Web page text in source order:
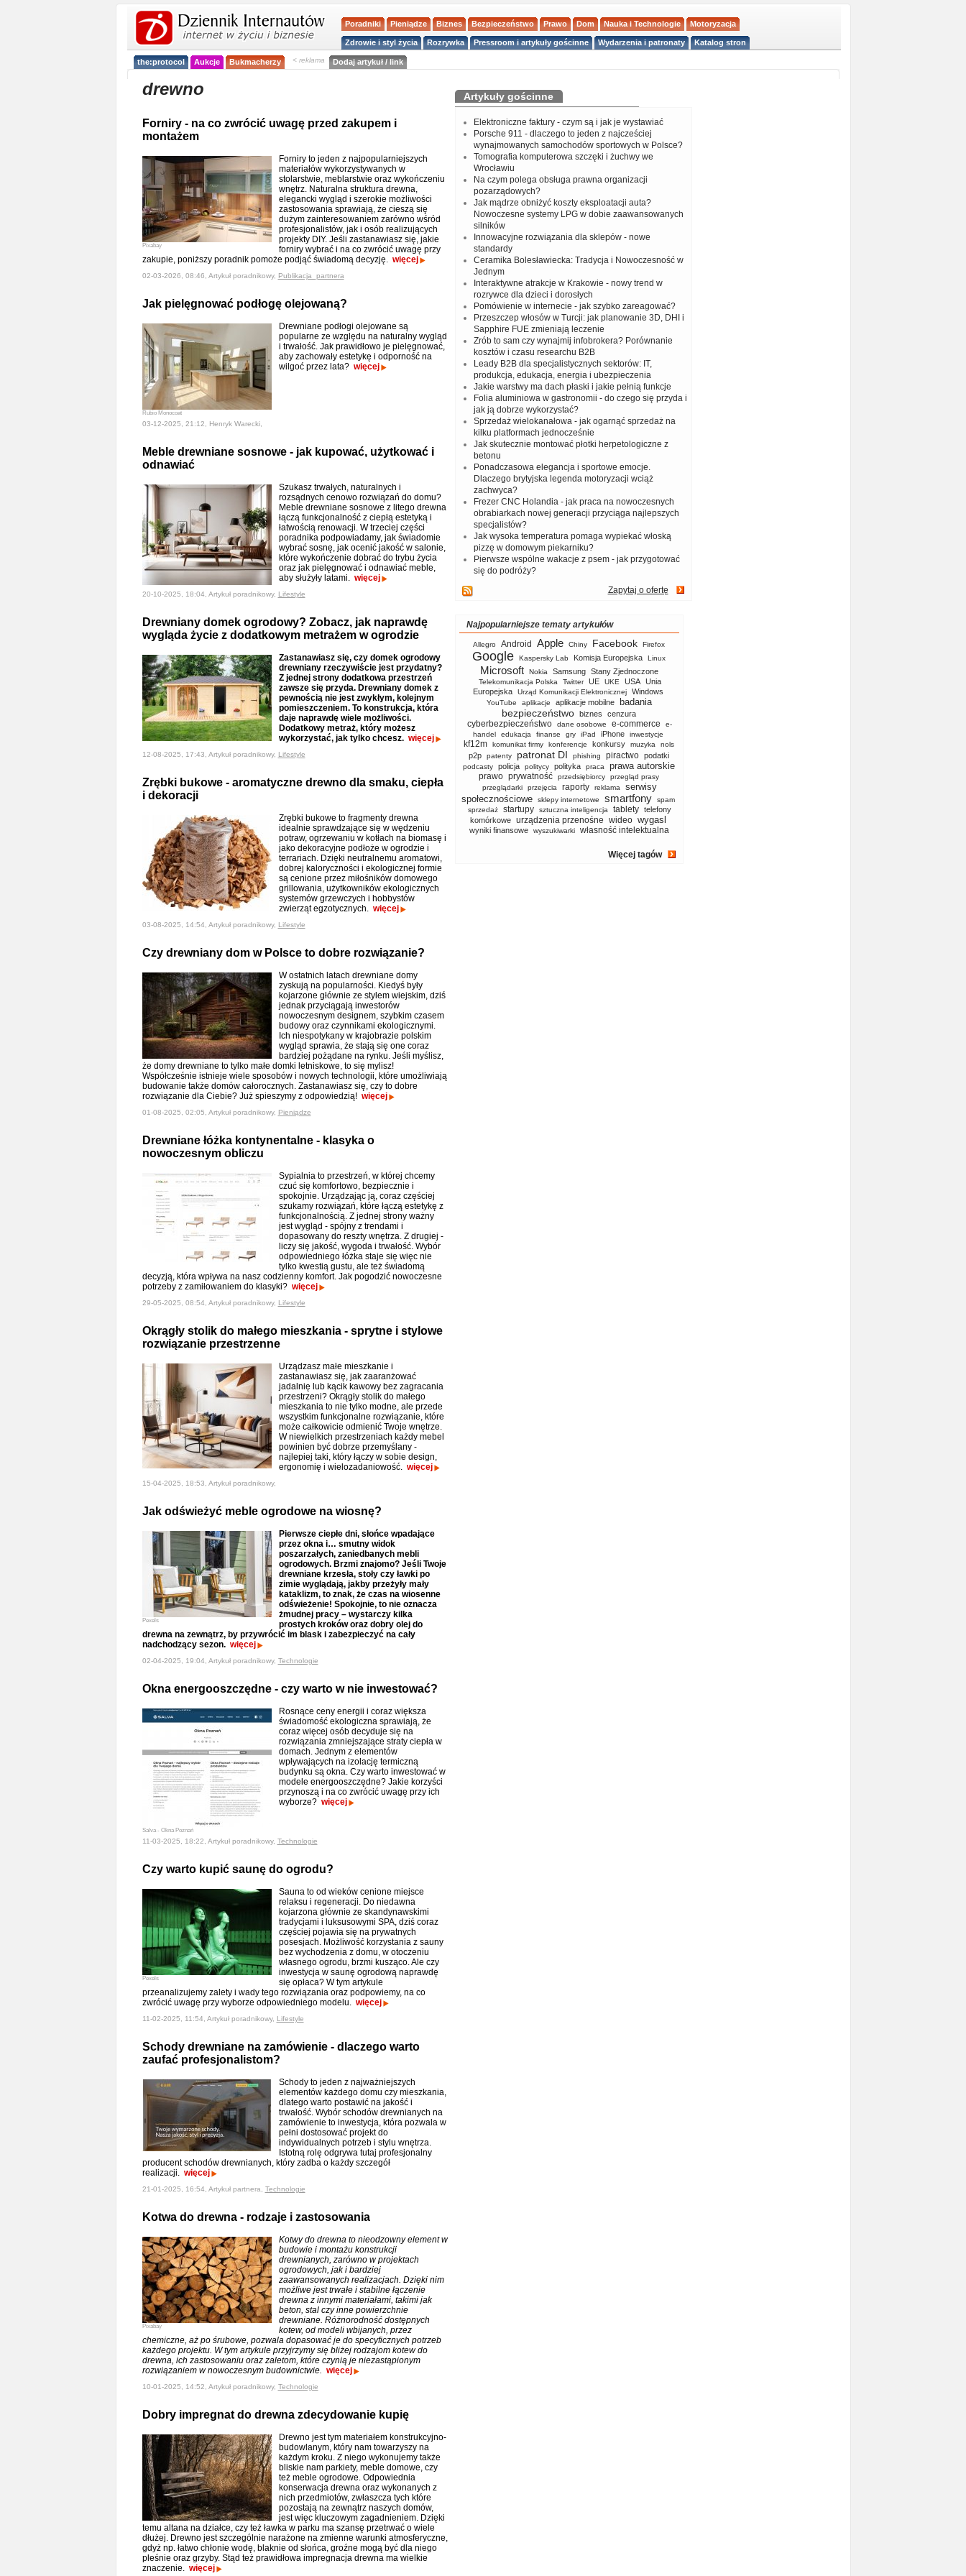
Poradniki Pieniądze Biznes Bezpieczeństwo Prawo Dom Nauka i Technologie Motoryzacja
Zdrowie i styl życia Rozrywka Pressroom i artykuły gościnne Wydarzenia i patronaty Katalog stron
the:protocol Aukcje Bukmacherzy < reklama Dodaj artykuł / link
drewno
Forniry - na co zwrócić uwagę przed zakupem i
montażem
Pixabay
Forniry to jeden z najpopularniejszych
materiałów wykorzystywanych w
stolarstwie, meblarstwie oraz wykończeniu
wnętrz. Naturalna struktura drewna,
elegancki wygląd i szerokie możliwości
zastosowania sprawiają, że cieszą się
dużym zainteresowaniem zarówno wśród
profesjonalistów, jak i osób realizujących
projekty DIY. Jeśli zastanawiasz się, jakie
forniry wybrać i na co zwrócić uwagę przy
zakupie, poniższy poradnik pomoże podjąć świadomą decyzję. więcej
02-03-2026, 08:46, Artykuł poradnikowy, Publikacja_partnera
Jak pielęgnować podłogę olejowaną?
Rubio Monocoat
Drewniane podłogi olejowane są
popularne ze względu na naturalny wygląd
i trwałość. Jak prawidłowo je pielęgnować,
aby zachowały estetykę i odporność na
wilgoć przez lata? więcej
03-12-2025, 21:12, Henryk Warecki,
Meble drewniane sosnowe - jak kupować, użytkować i
odnawiać
Szukasz trwałych, naturalnych i
rozsądnych cenowo rozwiązań do domu?
Meble drewniane sosnowe z litego drewna
łączą funkcjonalność z ciepłą estetyką i
łatwością renowacji. W trzeciej części
poradnika podpowiadamy, jak świadomie
wybrać sosnę, jak ocenić jakość w salonie,
które wykończenie dobrać do trybu życia
oraz jak pielęgnować i odnawiać meble,
aby służyły latami. więcej
20-10-2025, 18:04, Artykuł poradnikowy, Lifestyle
Drewniany domek ogrodowy? Zobacz, jak naprawdę
wygląda życie z dodatkowym metrażem w ogrodzie
Zastanawiasz się, czy domek ogrodowy
drewniany rzeczywiście jest przydatny?
Z jednej strony dodatkowa przestrzeń
zawsze się przyda. Drewniany domek z
pewnością nie jest zwykłym, kolejnym
pomieszczeniem. To konstrukcja, która
daje naprawdę wiele możliwości.
Dodatkowy metraż, który możesz
wykorzystać, jak tylko chcesz. więcej
12-08-2025, 17:43, Artykuł poradnikowy, Lifestyle
Zrębki bukowe - aromatyczne drewno dla smaku, ciepła
i dekoracji
Zrębki bukowe to fragmenty drewna
idealnie sprawdzające się w wędzeniu
potraw, ogrzewaniu w kotłach na biomasę i
jako dekoracyjne podłoże w ogrodzie i
terrariach. Dzięki neutralnemu aromatowi,
dobrej kaloryczności i ekologicznej formie
są cenione przez miłośników domowego
grillowania, użytkowników ekologicznych
systemów grzewczych i hobbystów
zwierząt egzotycznych. więcej
03-08-2025, 14:54, Artykuł poradnikowy, Lifestyle
Czy drewniany dom w Polsce to dobre rozwiązanie?
W ostatnich latach drewniane domy
zyskują na popularności. Kiedyś były
kojarzone głównie ze stylem wiejskim, dziś
jednak przyciągają inwestorów
nowoczesnym designem, szybkim czasem
budowy oraz czynnikami ekologicznymi.
Ich niespotykany w krajobrazie polskim
wygląd sprawia, że stają się one coraz
bardziej pożądane na rynku. Jeśli myślisz,
że domy drewniane to tylko małe domki letniskowe, to się mylisz!
Współcześnie istnieje wiele sposobów i nowych technologii, które umożliwiają
budowanie także domów całorocznych. Zastanawiasz się, czy to dobre
rozwiązanie dla Ciebie? Już spieszymy z odpowiedzią! więcej
01-08-2025, 02:05, Artykuł poradnikowy, Pieniądze
Drewniane łóżka kontynentalne - klasyka o
nowoczesnym obliczu
Sypialnia to przestrzeń, w której chcemy
czuć się komfortowo, bezpiecznie i
spokojnie. Urządzając ją, coraz częściej
szukamy rozwiązań, które łączą estetykę z
funkcjonalnością. Z jednej strony ważny
jest wygląd - spójny z trendami i
dopasowany do reszty wnętrza. Z drugiej -
liczy się jakość, wygoda i trwałość. Wybór
odpowiedniego łóżka staje się więc nie
tylko kwestią gustu, ale też świadomą
decyzją, która wpływa na nasz codzienny komfort. Jak pogodzić nowoczesne
potrzeby z zamiłowaniem do klasyki? więcej
29-05-2025, 08:54, Artykuł poradnikowy, Lifestyle
Okrągły stolik do małego mieszkania - sprytne i stylowe
rozwiązanie przestrzenne
Urządzasz małe mieszkanie i
zastanawiasz się, jak zaaranżować
jadalnię lub kącik kawowy bez zagracania
przestrzeni? Okrągły stolik do małego
mieszkania to nie tylko modne, ale przede
wszystkim funkcjonalne rozwiązanie, które
może całkowicie odmienić Twoje wnętrze.
W niewielkich przestrzeniach każdy mebel
powinien być dobrze przemyślany -
najlepiej taki, który łączy w sobie design,
ergonomię i wielozadaniowość. więcej
15-04-2025, 18:53, Artykuł poradnikowy,
Jak odświeżyć meble ogrodowe na wiosnę?
Pexels
Pierwsze ciepłe dni, słońce wpadające
przez okna i… smutny widok
poszarzałych, zaniedbanych mebli
ogrodowych. Brzmi znajomo? Jeśli Twoje
drewniane krzesła, stoły czy ławki po
zimie wyglądają, jakby przeżyły mały
kataklizm, to znak, że czas na wiosenne
odświeżenie! Spokojnie, to nie oznacza
żmudnej pracy – wystarczy kilka
prostych kroków oraz dobry olej do
drewna na zewnątrz, by przywrócić im blask i zabezpieczyć na cały
nadchodzący sezon. więcej
02-04-2025, 19:04, Artykuł poradnikowy, Technologie
Okna energooszczędne - czy warto w nie inwestować?
Salva - Okna Poznań
Rosnące ceny energii i coraz większa
świadomość ekologiczna sprawiają, że
coraz więcej osób decyduje się na
rozwiązania zmniejszające straty ciepła w
domach. Jednym z elementów
wpływających na izolację termiczną
budynku są okna. Czy warto inwestować w
modele energooszczędne? Jakie korzyści
przynoszą i na co zwrócić uwagę przy ich
wyborze? więcej
11-03-2025, 18:22, Artykuł poradnikowy, Technologie
Czy warto kupić saunę do ogrodu?
Pexels
Sauna to od wieków cenione miejsce
relaksu i regeneracji. Do niedawna
kojarzona głównie ze skandynawskimi
tradycjami i luksusowymi SPA, dziś coraz
częściej pojawia się na prywatnych
posesjach. Możliwość korzystania z sauny
bez wychodzenia z domu, w otoczeniu
własnego ogrodu, brzmi kusząco. Ale czy
inwestycja w saunę ogrodową naprawdę
się opłaca? W tym artykule
przeanalizujemy zalety i wady tego rozwiązania oraz podpowiemy, na co
zwrócić uwagę przy wyborze odpowiedniego modelu. więcej
11-02-2025, 11:54, Artykuł poradnikowy, Lifestyle
Schody drewniane na zamówienie - dlaczego warto
zaufać profesjonalistom?
Schody to jeden z najważniejszych
elementów każdego domu czy mieszkania,
dlatego warto postawić na jakość i
trwałość. Wybór schodów drewnianych na
zamówienie to inwestycja, która pozwala w
pełni dostosować projekt do
indywidualnych potrzeb i stylu wnętrza.
Istotną rolę odgrywa tutaj profesjonalny
producent schodów drewnianych, który zadba o każdy szczegół
realizacji. więcej
21-01-2025, 16:54, Artykuł partnera, Technologie
Kotwa do drewna - rodzaje i zastosowania
Pixabay
Kotwy do drewna to nieodzowny element w
budowie i montażu konstrukcji
drewnianych, zarówno w projektach
ogrodowych, jak i bardziej
zaawansowanych realizacjach. Dzięki nim
możliwe jest trwałe i stabilne łączenie
drewna z innymi materiałami, takimi jak
beton, stal czy inne powierzchnie
drewniane. Różnorodność dostępnych
kotew, od modeli wbijanych, przez
chemiczne, aż po śrubowe, pozwala dopasować je do specyficznych potrzeb
każdego projektu. W tym artykule przyjrzymy się bliżej rodzajom kotew do
drewna, ich zastosowaniu oraz zaletom, które czynią je niezastąpionym
rozwiązaniem w nowoczesnym budownictwie. więcej
10-01-2025, 14:52, Artykuł poradnikowy, Technologie
Dobry impregnat do drewna zdecydowanie kupię
Drewno jest tym materiałem konstrukcyjno-
budowlanym, który nam towarzyszy na
każdym kroku. Z niego wykonujemy także
bliskie nam parkiety, meble domowe, czy
też meble ogrodowe. Odpowiednia
konserwacja drewna oraz wykonanych z
nich przedmiotów, zwłaszcza tych które
pozostają na zewnątrz naszych domów,
jest więc kluczowym zagadnieniem. Dzięki
temu altana na działce, czy też ławka w parku ma szansę przetrwać o wiele
dłużej. Drewno jest szczególnie narażone na zmienne warunki atmosferyczne,
gdyż np. łatwo chłonie wodę, blaknie od słońca, groźne mogą być dla niego
pleśnie oraz grzyby. Stąd też prawidłowa impregnacja drewna ma wielkie
znaczenie. więcej
Artykuły gościnne
Elektroniczne faktury - czym są i jak je wystawiać
Porsche 911 - dlaczego to jeden z najcześciej
wynajmowanych samochodów sportowych w Polsce?
Tomografia komputerowa szczęki i żuchwy we
Wrocławiu
Na czym polega obsługa prawna organizacji
pozarządowych?
Jak mądrze obniżyć koszty eksploatacji auta?
Nowoczesne systemy LPG w dobie zaawansowanych
silników
Innowacyjne rozwiązania dla sklepów - nowe
standardy
Ceramika Bolesławiecka: Tradycja i Nowoczesność w
Jednym
Interaktywne atrakcje w Krakowie - nowy trend w
rozrywce dla dzieci i dorosłych
Pomówienie w internecie - jak szybko zareagować?
Przeszczep włosów w Turcji: jak planowanie 3D, DHI i
Sapphire FUE zmieniają leczenie
Zrób to sam czy wynajmij infobrokera? Porównanie
kosztów i czasu researchu B2B
Leady B2B dla specjalistycznych sektorów: IT,
produkcja, edukacja, energia i ubezpieczenia
Jakie warstwy ma dach płaski i jakie pełnią funkcje
Folia aluminiowa w gastronomii - do czego się przyda i
jak ją dobrze wykorzystać?
Sprzedaż wielokanałowa - jak ogarnąć sprzedaż na
kilku platformach jednocześnie
Jak skutecznie montować płotki herpetologiczne z
betonu
Ponadczasowa elegancja i sportowe emocje.
Dlaczego brytyjska legenda motoryzacji wciąż
zachwyca?
Frezer CNC Holandia - jak praca na nowoczesnych
obrabiarkach nowej generacji przyciąga najlepszych
specjalistów?
Jak wysoka temperatura pomaga wypiekać włoską
pizzę w domowym piekarniku?
Pierwsze wspólne wakacje z psem - jak przygotować
się do podróży?
Zapytaj o ofertę
Najpopularniejsze tematy artykułów
Allegro Android Apple Chiny Facebook Firefox
Google Kaspersky Lab Komisja Europejska Linux
Microsoft Nokia Samsung Stany Zjednoczone
Telekomunikacja Polska Twitter UE UKE USA
Unia
Europejska
Urząd Komunikacji Elektronicznej Windows
YouTube aplikacje aplikacje mobilne badania
bezpieczeństwo biznes cenzura
cyberbezpieczeństwo dane osobowe e-commerce
e-
handel
edukacja finanse gry iPad iPhone inwestycje
kf12m komunikat firmy konferencje konkursy muzyka nols
p2p patenty patronat DI phishing piractwo podatki
podcasty policja politycy polityka praca prawa autorskie
prawo prywatność przedsiębiorcy
przegląd prasy
przeglądarki
przejęcia raporty reklama
serwisy
społecznościowe
sklepy internetowe smartfony
spam
sprzedaż
startupy sztuczna inteligencja tablety telefony
komórkowe urządzenia przenośne wideo wygasl
wyniki finansowe wyszukiwarki własność intelektualna
Więcej tagów